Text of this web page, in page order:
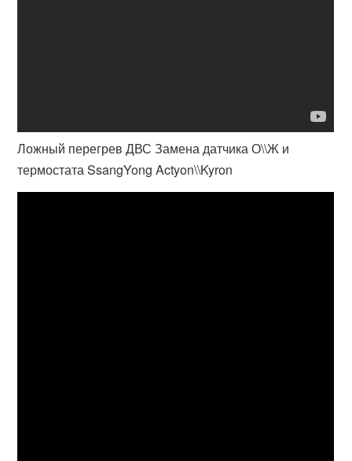
Ложный перегрев ДВС Замена датчика О\\Ж и
термостата SsangYong Actyon\\Kyron